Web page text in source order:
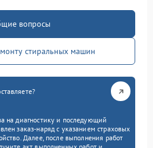
вопросы
стиральных машин
на диагностику и последующий
заказ-наряд с указанием страховых
Далее, после выполнения работ